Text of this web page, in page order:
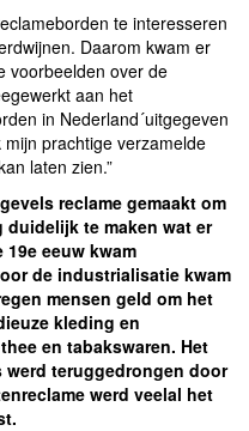
te interesseren
Daarom kwam er
voorbeelden over de
aan het
in Nederland´uitgegeven
prachtige verzamelde
laten zien.”
reclame gemaakt om
te maken wat er
eeuw kwam
de industrialisatie kwam
mensen geld om het
kleding en
en tabakswaren. Het
teruggedrongen door
werd veelal het